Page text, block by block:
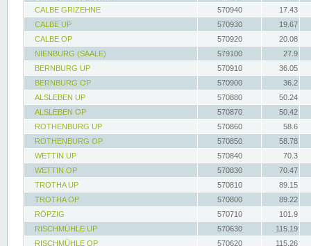
CALBE GRIZEHNE
570940
17.43
CALBE UP
570930
19.67
CALBE OP
570920
20.08
NIENBURG (SAALE)
579100
27.9
BERNBURG UP
570910
36.05
BERNBURG OP
570900
36.2
ALSLEBEN UP
570880
50.24
ALSLEBEN OP
570870
50.42
ROTHENBURG UP
570860
58.6
ROTHENBURG OP
570850
58.78
WETTIN UP
570840
70.3
WETTIN OP
570830
70.47
TROTHA UP
570810
89.15
TROTHA OP
570800
89.22
RÖPZIG
570710
101.9
RISCHMÜHLE UP
570630
115.19
RISCHMÜHLE OP
570620 115.26